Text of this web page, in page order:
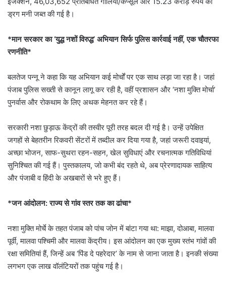
ड्रग मनी जब्त की गई है।
*मान सरकार का ‘युद्ध नशों विरुद्ध’ अभियान सिर्फ पुलिस कार्रवाई नहीं, एक चौतरफा
रणनीति*
बलतेज पन्नू ने कहा कि यह अभियान कई मोर्चों पर एक साथ लड़ा जा रहा है। जहां
पंजाब पुलिस सख्ती से कानून लागू कर रही है, वहीं प्रशासन और ‘नशा मुक्ति मोर्चा’
पुनर्वास और रोकथाम के लिए अथक मेहनत कर रहे हैं।
सरकारी नशा छुड़ाऊ केंद्रों की तस्वीर पूरी तरह बदल दी गई है। उन्हें उपेक्षित
जगहों से बेहतरीन रिकवरी सेंटरों में तब्दील कर दिया गया है, जहां जरूरी दवाइयां,
अच्छा भोजन, साफ-सुथरा रहन-सहन, खेल सुविधाएं और रचनात्मक गतिविधियां
सुनिश्चित की गई हैं। पुस्तकालय, जो कभी बंद रहते थे, अब प्रेरणादायक साहित्य
और पंजाबी व हिंदी के अखबारों से भरे हुए हैं।
*जन आंदोलन: राज्य से गांव स्तर तक का ढांचा*
नशा मुक्ति मोर्चे के तहत पंजाब को पांच जोन में बांटा गया था: माझा, दोआबा, मालवा
पूर्वी, मालवा पश्चिमी और मालवा केंद्रीय। इस आंदोलन का एक मुख्य स्तंभ गांवों की
रक्षा समितियां हैं, जिन्हें अब ‘पिंड दे पहरेदार’ के नाम से जाना जाता है। इनकी संख्या
लगभग एक लाख वॉलंटियरों तक पहुंच गई है।